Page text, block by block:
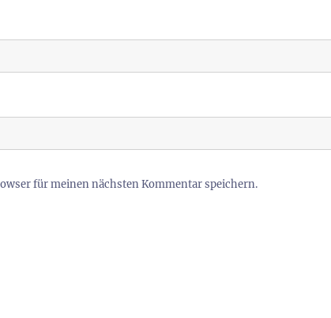
für meinen nächsten Kommentar speichern.